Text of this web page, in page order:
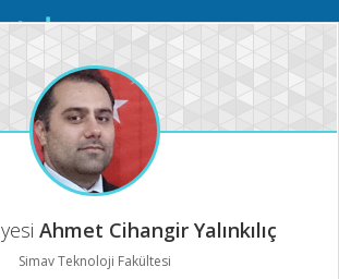
Mobil
Ahmet Cihangir Yalınkılıç
Simav Teknoloji Fakültesi